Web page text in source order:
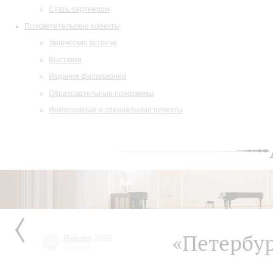
Стать партнером
Просветительские проекты
Творческие встречи
Выставки
Издания филармонии
Образовательные программы
Инклюзивные и специальные проекты